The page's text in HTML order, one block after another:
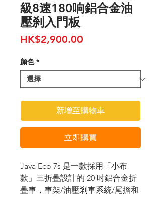
級8速180响鋁合金油
壓刹入門板
HK$2,900.00
顏色 *
新增至購物車
立即購買
Java Eco 7s 是一款採用「小布
款」三折疊設計的 20 吋鋁合金折
疊車，車架/油壓剎車系統/尾擔和